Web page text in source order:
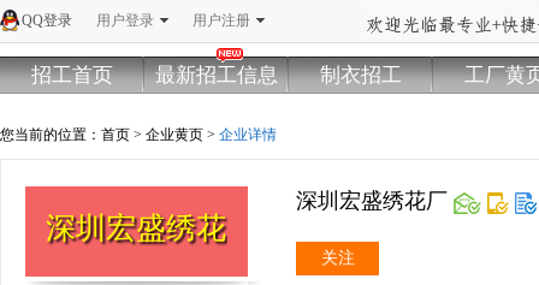
用户登录 用户注册
QQ登录
招工首页 最新招工信息 制衣招工 工厂黄
您当前的位置： 首页 > 企业黄页 > 企业详情
深圳宏盛绣花厂
深圳宏盛绣花厂
关注